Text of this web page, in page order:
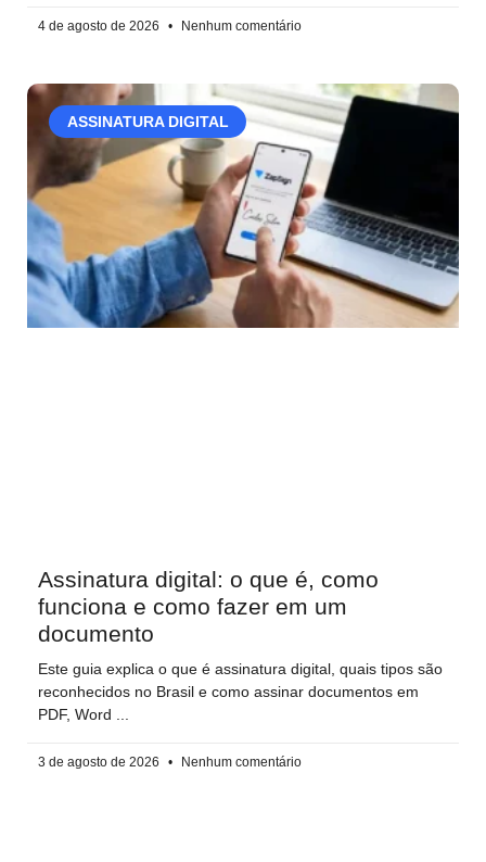
4 de agosto de 2026 Nenhum comentário
ASSINATURA DIGITAL
Assinatura digital: o que é, como
funciona e como fazer em um
documento
Este guia explica o que é assinatura digital, quais tipos são
reconhecidos no Brasil e como assinar documentos em
PDF, Word
3 de agosto de 2026 Nenhum comentário